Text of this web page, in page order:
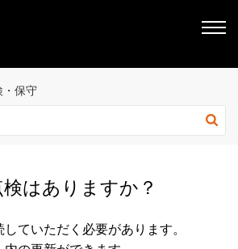
・保守
はありますか？
ていただく必要があります。